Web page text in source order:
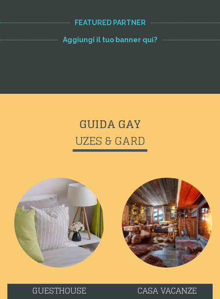
FEATURED PARTNER
Aggiungi il tuo banner qui?
GUIDA GAY
UZES & GARD
GUESTHOUSE CASA VACANZE